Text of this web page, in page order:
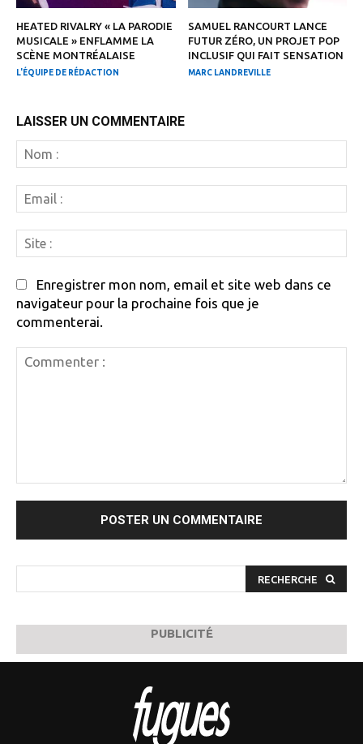
HEATED RIVALRY « LA PARODIE
MUSICALE » ENFLAMME LA
SCÈNE MONTRÉALAISE
L'ÉQUIPE DE RÉDACTION
SAMUEL RANCOURT LANCE
FUTUR ZÉRO, UN PROJET POP
INCLUSIF QUI FAIT SENSATION
MARC LANDREVILLE
LAISSER UN COMMENTAIRE
:
:
:
Enregistrer mon nom, email et site web dans ce
navigateur pour la prochaine fois que je
commenterai.
RECHERCHE
PUBLICITÉ